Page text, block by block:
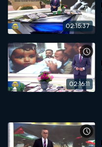
02:15:37
02:16:11